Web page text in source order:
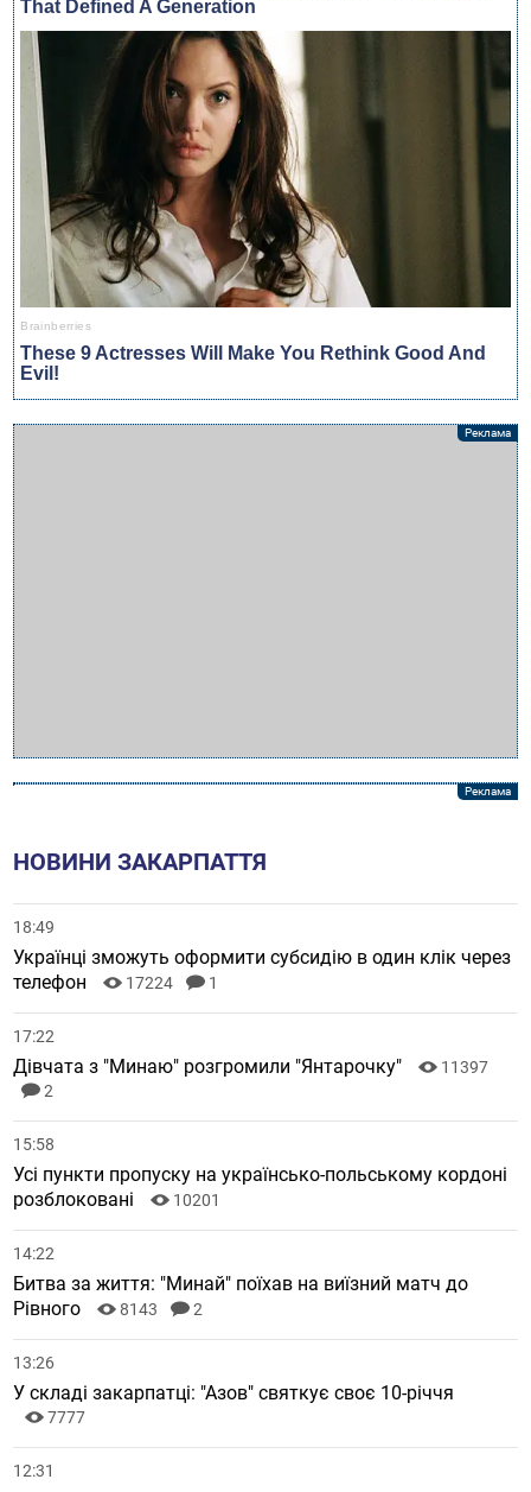
НОВИНИ ЗАКАРПАТТЯ
18:49
Українці зможуть оформити субсидію в один клік через
телефон
17224 1
17:22
Дівчата з "Минаю" розгромили "Янтарочку"
11397
2
15:58
Усі пункти пропуску на українсько-польському кордоні
розблоковані
10201
14:22
Битва за життя: "Минай" поїхав на виїзний матч до
Рівного
8143 2
13:26
У складі закарпатці: "Азов" святкує своє 10-річчя
7777
12:31